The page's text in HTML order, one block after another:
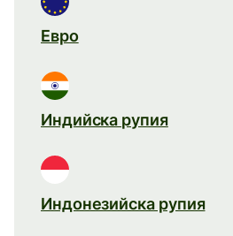
Евро
Индийска рупия
Индонезийска рупия